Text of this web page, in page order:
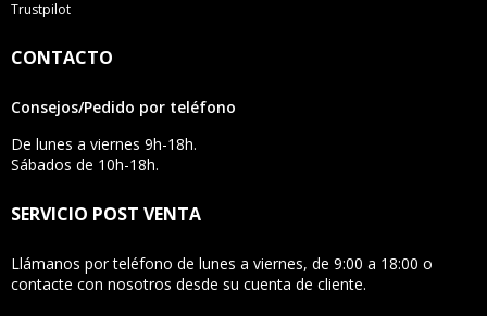
CONTACTO
Consejos/Pedido por teléfono
De lunes a viernes 9h-18h.
Sábados de 10h-18h.
SERVICIO POST VENTA
Llámanos por teléfono de lunes a viernes, de 9:00 a 18:00 o
contacte con nosotros desde su cuenta de cliente.
Trustpilot